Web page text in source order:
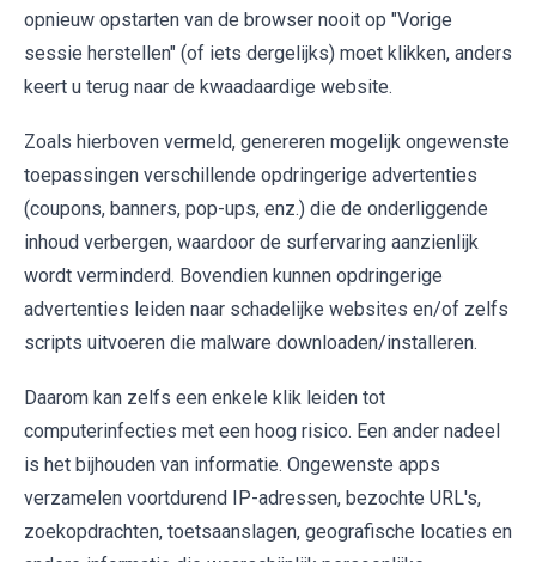
opnieuw opstarten van de browser nooit op "Vorige
sessie herstellen" (of iets dergelijks) moet klikken, anders
keert u terug naar de kwaadaardige website.
Zoals hierboven vermeld, genereren mogelijk ongewenste
toepassingen verschillende opdringerige advertenties
(coupons, banners, pop-ups, enz.) die de onderliggende
inhoud verbergen, waardoor de surfervaring aanzienlijk
wordt verminderd. Bovendien kunnen opdringerige
advertenties leiden naar schadelijke websites en/of zelfs
scripts uitvoeren die malware downloaden/installeren.
Daarom kan zelfs een enkele klik leiden tot
computerinfecties met een hoog risico. Een ander nadeel
is het bijhouden van informatie. Ongewenste apps
verzamelen voortdurend IP-adressen, bezochte URL's,
zoekopdrachten, toetsaanslagen, geografische locaties en